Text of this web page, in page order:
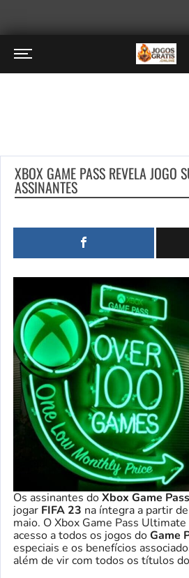
XBOX GAME PASS REVELA JOGO
ASSINANTES
Os assinantes doXbox Game
jogar FIFA 23 na íntegra a partir
maio. O Xbox Game Pass
acesso a todos os jogos doGame
especiais e os benefícios
além de vir com todos os títulos do